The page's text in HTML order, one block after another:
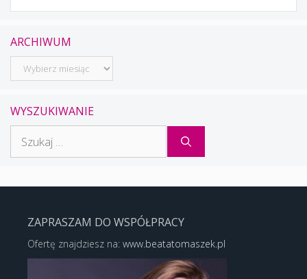
ARCHIWUM
Archiwum
WYSZUKIWANIE
ZAPRASZAM DO WSPÓŁPRACY
Ofertę znajdziesz na: www.beatatomaszek.pl